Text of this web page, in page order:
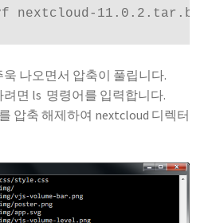
nextcloud-11.0.2.tar.bz2
나오면서 압축이 풀립니다.
려면 ls 명령어를 입력합니다.
압축 해제하여 nextcloud 디렉터